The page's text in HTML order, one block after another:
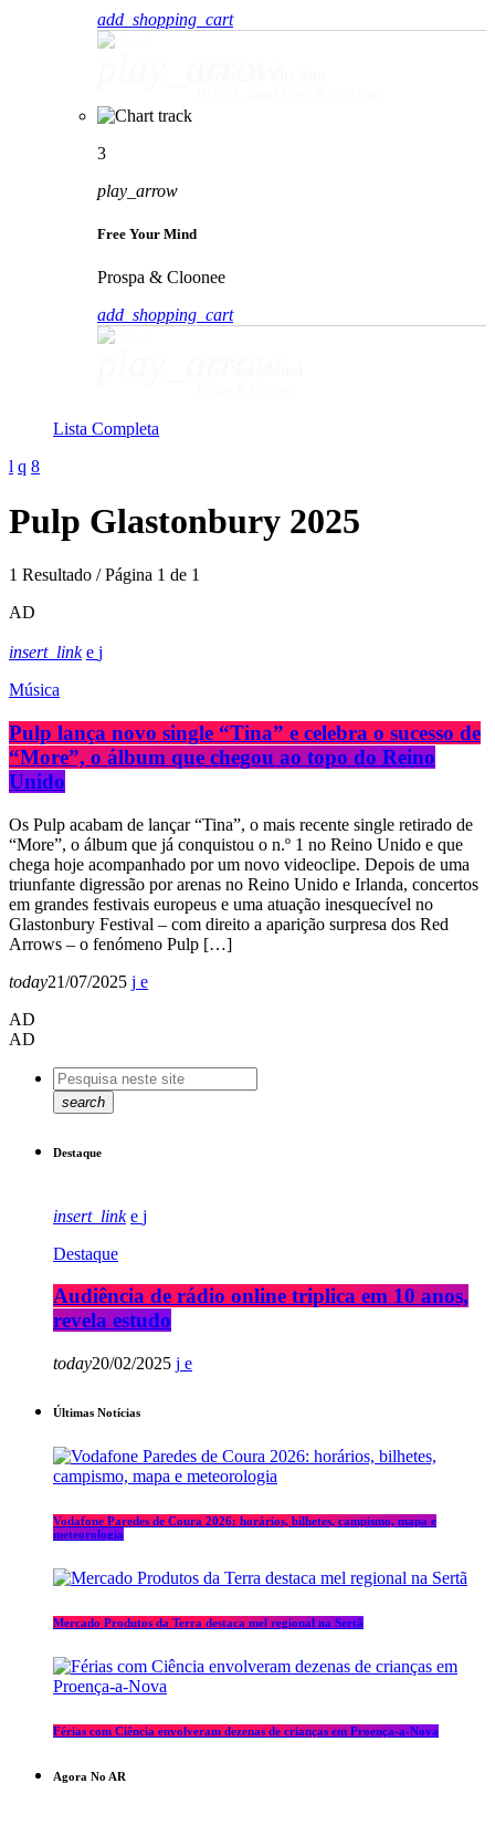
add_shopping_cart
3
play_arrow
Free Your Mind
Prospa & Cloonee
add_shopping_cart
Lista Completa
Pulp Glastonbury 2025
1 Resultado / Página 1 de 1
AD
insert_link
Música
Pulp lança novo single “Tina” e celebra o sucesso de
“More”, o álbum que chegou ao topo do Reino
Unido
Os Pulp acabam de lançar “Tina”, o mais recente single retirado de
“More”, o álbum que já conquistou o n.º 1 no Reino Unido e que
chega hoje acompanhado por um novo videoclipe. Depois de uma
triunfante digressão por arenas no Reino Unido e Irlanda, concertos
em grandes festivais europeus e uma atuação inesquecível no
Glastonbury Festival – com direito a aparição surpresa dos Red
Arrows – o fenómeno Pulp […]
today21/07/2025
AD
AD
search
Destaque
insert_link
Destaque
Audiência de rádio online triplica em 10 anos,
revela estudo
today20/02/2025
Últimas Notícias
Vodafone Paredes de Coura 2026: horários, bilhetes, campismo, mapa e
meteorologia
Mercado Produtos da Terra destaca mel regional na Sertã
Férias com Ciência envolveram dezenas de crianças em Proença-a-Nova
Agora No AR